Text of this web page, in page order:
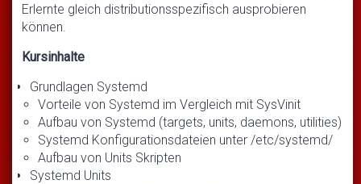
Erlernte gleich distributionsspezifisch ausprobieren
können.
Kursinhalte
Grundlagen Systemd
Vorteile von Systemd im Vergleich mit SysVinit
Aufbau von Systemd (targets, units, daemons, utilities)
Systemd Konfigurationsdateien unter /etc/systemd/
Aufbau von Units Skripten
Systemd Units